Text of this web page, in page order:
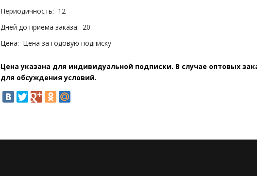
Периодичность: 12
Дней до приема заказа: 20
Цена: Цена за годовую подписку
Цена указана для индивидуальной подписки. В случае оптовых
для обсуждения условий.